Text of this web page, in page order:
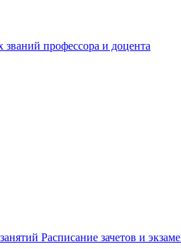
профессора и доцента
Расписание зачетов и